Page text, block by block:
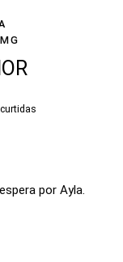
curtidas
por Ayla.